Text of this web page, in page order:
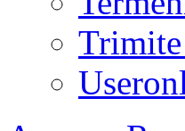
Trimite